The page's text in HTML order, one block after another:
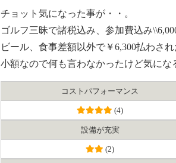
チョット気になった事が・・。
ゴルフ三昧で諸税込み、参加費込み
ビール、食事差額以外で￥6,300払わされ
小額なので何も言わなかったけど気にな
コスト パフォーマンス
(4)
設備が充実
(2)